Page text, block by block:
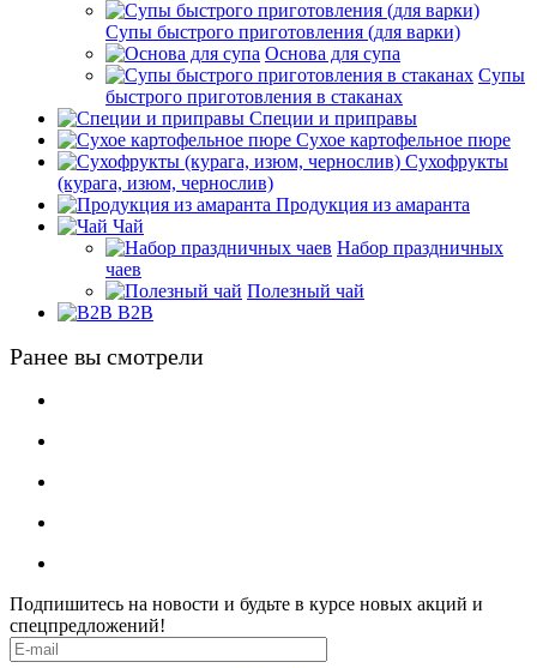
Супы быстрого приготовления (для варки)
Основа для супа
Супы
быстрого приготовления в стаканах
Специи и приправы
Сухое картофельное пюре
Сухофрукты
(курага, изюм, чернослив)
Продукция из амаранта
Чай
Набор праздничных
чаев
Полезный чай
B2B
Ранее вы смотрели
Подпишитесь на новости и будьте в курсе новых акций и
спецпредложений!